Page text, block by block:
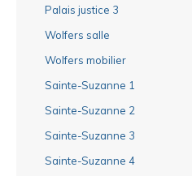
Palais justice 3
Wolfers salle
Wolfers mobilier
Sainte-Suzanne 1
Sainte-Suzanne 2
Sainte-Suzanne 3
Sainte-Suzanne 4